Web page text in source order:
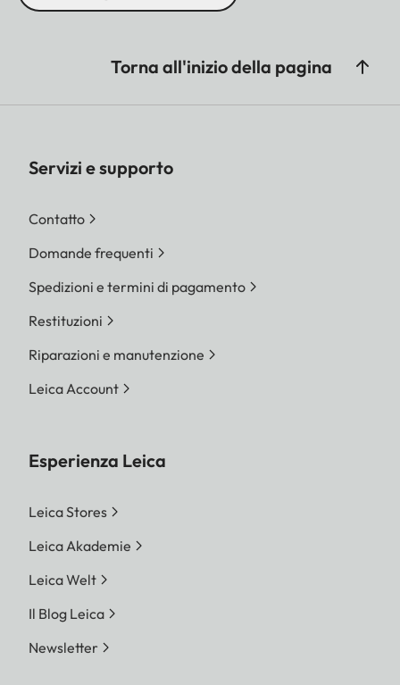
Torna all'inizio della pagina
Servizi e supporto
Contatto
Domande frequenti
Spedizioni e termini di pagamento
Restituzioni
Riparazioni e manutenzione
Leica Account
Esperienza Leica
Leica Stores
Leica Akademie
Leica Welt
Il Blog Leica
Newsletter